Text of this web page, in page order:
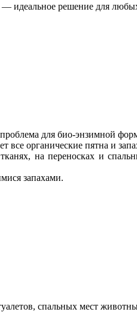
идеальное решение для
для био-энзимной
органические пятна и
на переносках и
запахами.
спальных мест